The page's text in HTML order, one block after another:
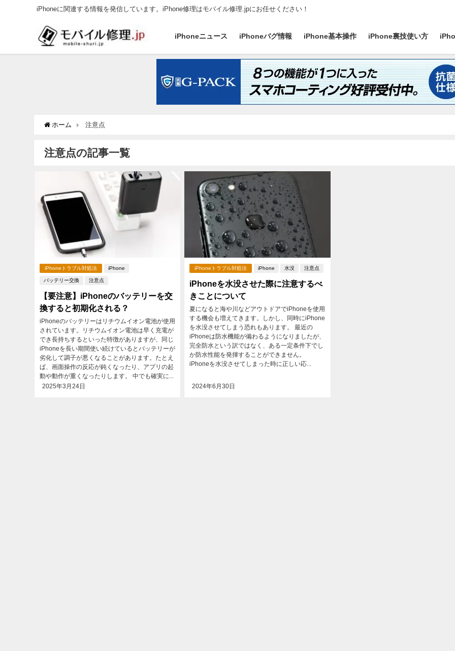
iPhoneに関連する情報を発信しています。iPhone修理はモバイル修理.jpにお任せください！
iPhoneニュース iPhoneバグ情報 iPhone基本操作 iPhone裏技使い方
ホーム 注意点
注意点の記事一覧
iPhoneトラブル対処法 iPhone
バッテリー交換 注意点
【要注意】iPhoneのバッテリーを交
換すると初期化される？
iPhoneのバッテリーはリチウムイオン電池が使用
されています。リチウムイオン電池は早く充電が
でき長持ちするといった特徴がありますが、同じ
iPhoneを長い期間使い続けているとバッテリーが
劣化して調子が悪くなることがあります。たとえ
ば、画面操作の反応が鈍くなったり、アプリの起
動や動作が重くなったりします。 中でも確実に...
2025年3月24日
iPhoneトラブル対処法 iPhone 水没 注意点
iPhoneを水没させた際に注意するべ
きことについて
夏になると海や川などアウトドアでiPhoneを使用
する機会も増えてきます。しかし、同時にiPhone
を水没させてしまう恐れもあります。 最近の
iPhoneは防水機能が備わるようになりましたが、
完全防水という訳ではなく、ある一定条件下でし
か防水性能を発揮することができません。
iPhoneを水没させてしまった時に正しい応...
2024年6月30日